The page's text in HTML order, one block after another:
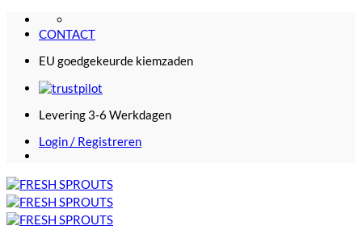
naar
CONTACT
EU goedgekeurde kiemzaden
Levering 3-6 Werkdagen
Login / Registreren